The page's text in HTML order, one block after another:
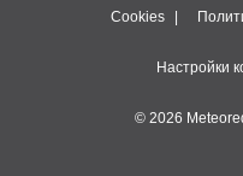
Cookies
Настройки
© 2026